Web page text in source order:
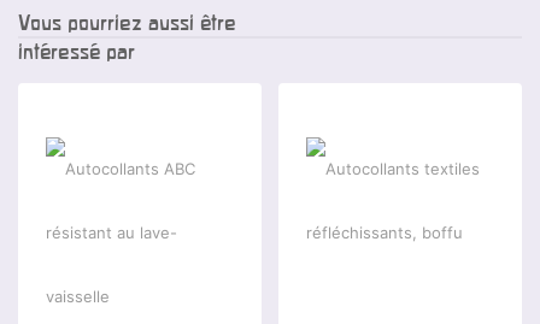
Vous pourriez aussi être
intéressé par